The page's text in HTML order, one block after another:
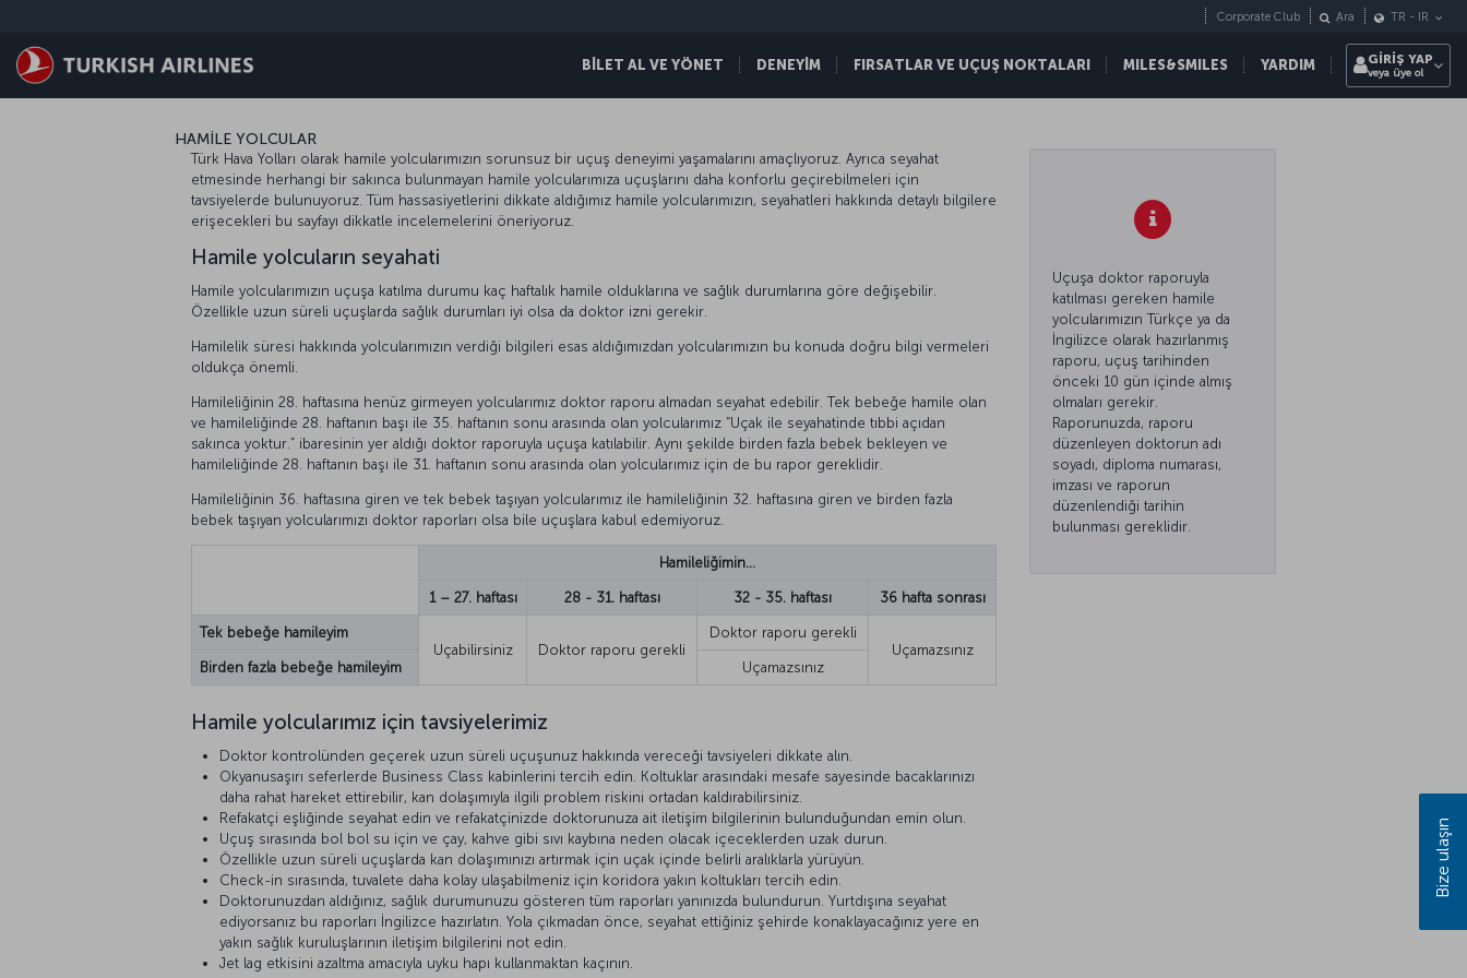
BİLET AL VE YÖNET DENEYİM FIRSATLAR VE UÇUŞ NOKTALARI MILES&SMILES YARDIM
Corporate Club Ara TR - IR
GİRİŞ YAP
veya üye ol
HAMİLE YOLCULAR
Türk Hava Yolları olarak hamile yolcularımızın sorunsuz bir uçuş deneyimi yaşamalarını amaçlıyoruz. Ayrıca seyahat
etmesinde herhangi bir sakınca bulunmayan hamile yolcularımıza uçuşlarını daha konforlu geçirebilmeleri için
tavsiyelerde bulunuyoruz. Tüm hassasiyetlerini dikkate aldığımız hamile yolcularımızın, seyahatleri hakkında detaylı bilgilere
erişecekleri bu sayfayı dikkatle incelemelerini öneriyoruz.
Hamile yolcuların seyahati
Hamile yolcularımızın uçuşa katılma durumu kaç haftalık hamile olduklarına ve sağlık durumlarına göre değişebilir.
Özellikle uzun süreli uçuşlarda sağlık durumları iyi olsa da doktor izni gerekir.
Hamilelik süresi hakkında yolcularımızın verdiği bilgileri esas aldığımızdan yolcularımızın bu konuda doğru bilgi vermeleri
oldukça önemli.
Hamileliğinin 28. haftasına henüz girmeyen yolcularımız doktor raporu almadan seyahat edebilir. Tek bebeğe hamile olan
ve hamileliğinde 28. haftanın başı ile 35. haftanın sonu arasında olan yolcularımız “Uçak ile seyahatinde tıbbi açıdan
sakınca yoktur.” ibaresinin yer aldığı doktor raporuyla uçuşa katılabilir. Aynı şekilde birden fazla bebek bekleyen ve
hamileliğinde 28. haftanın başı ile 31. haftanın sonu arasında olan yolcularımız için de bu rapor gereklidir.
Hamileliğinin 36. haftasına giren ve tek bebek taşıyan yolcularımız ile hamileliğinin 32. haftasına giren ve birden fazla
bebek taşıyan yolcularımızı doktor raporları olsa bile uçuşlara kabul edemiyoruz.
Hamileliğimin…
1 – 27. haftası 28 - 31. haftası 32 - 35. haftası 36 hafta sonrası
Tek bebeğe hamileyim
Uçabilirsiniz
Doktor raporu gerekli
Doktor raporu gerekli
Uçamazsınız
Birden fazla bebeğe hamileyim
Uçamazsınız
Hamile yolcularımız için tavsiyelerimiz
Doktor kontrolünden geçerek uzun süreli uçuşunuz hakkında vereceği tavsiyeleri dikkate alın.
Okyanusaşırı seferlerde Business Class kabinlerini tercih edin. Koltuklar arasındaki mesafe sayesinde bacaklarınızı
daha rahat hareket ettirebilir, kan dolaşımıyla ilgili problem riskini ortadan kaldırabilirsiniz.
Refakatçi eşliğinde seyahat edin ve refakatçinizde doktorunuza ait iletişim bilgilerinin bulunduğundan emin olun.
Uçuş sırasında bol bol su için ve çay, kahve gibi sıvı kaybına neden olacak içeceklerden uzak durun.
Özellikle uzun süreli uçuşlarda kan dolaşımınızı artırmak için uçak içinde belirli aralıklarla yürüyün.
Check-in sırasında, tuvalete daha kolay ulaşabilmeniz için koridora yakın koltukları tercih edin.
Doktorunuzdan aldığınız, sağlık durumunuzu gösteren tüm raporları yanınızda bulundurun. Yurtdışına seyahat
ediyorsanız bu raporları İngilizce hazırlatın. Yola çıkmadan önce, seyahat ettiğiniz şehirde konaklayacağınız yere en
yakın sağlık kuruluşlarının iletişim bilgilerini not edin.
Jet lag etkisini azaltma amacıyla uyku hapı kullanmaktan kaçının.
Uçuşa doktor raporuyla
katılması gereken hamile
yolcularımızın Türkçe ya da
İngilizce olarak hazırlanmış
raporu, uçuş tarihinden
önceki 10 gün içinde almış
olmaları gerekir.
Raporunuzda, raporu
düzenleyen doktorun adı
soyadı, diploma numarası,
imzası ve raporun
düzenlendiği tarihin
bulunması gereklidir.
Bize ulaşın